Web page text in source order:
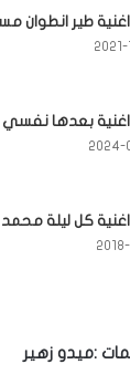
طير انطوان مسعد
بعدها
2024-
كل ليلة
:ميدو زهير